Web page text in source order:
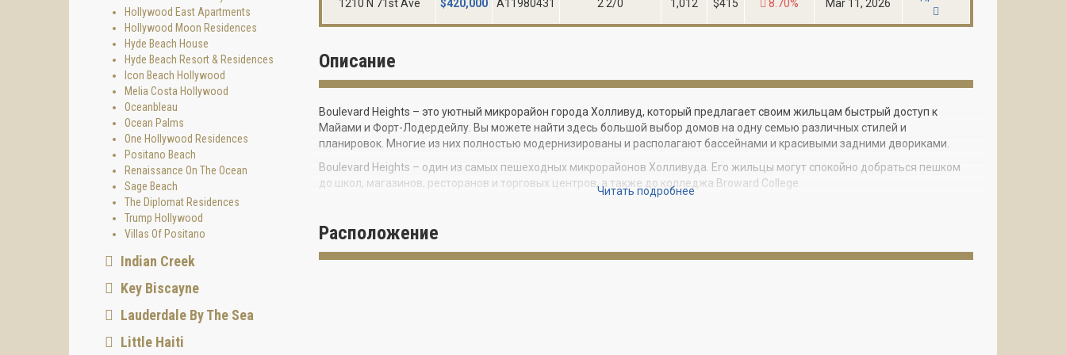
1210 N 71st Ave $420,000 A11980431 2 2/0 1,012 $415 8.70% Mar 11, 2026
Описание
Boulevard Heights – это уютный микрорайон города Холливуд, который предлагает своим жильцам быстрый доступ к
Майами и Форт-Лодердейлу. Вы можете найти здесь большой выбор домов на одну семью различных стилей и
планировок. Многие из них полностью модернизированы и располагают бассейнами и красивыми задними двориками.
Boulevard Heights – один из самых пешеходных микрорайонов Холливуда. Его жильцы могут спокойно добраться пешком
до школ, магазинов, ресторанов и торговых центров, а также до колледжа Broward College.
При этом многие достопримечательности Южной Флориды находятся на расстоянии короткой поездки от Boulevard
популярного торгового центра Aventura Mall, а за 30 минут до Даунтауна Майами.
Читать подробнее
Расположение
Hollywood East Apartments
Hollywood Moon Residences
Hyde Beach House
Hyde Beach Resort & Residences
Icon Beach Hollywood
Melia Costa Hollywood
Oceanbleau
Ocean Palms
One Hollywood Residences
Positano Beach
Renaissance On The Ocean
Sage Beach
The Diplomat Residences
Trump Hollywood
Villas Of Positano
Indian Creek
Key Biscayne
Lauderdale By The Sea
Little Haiti